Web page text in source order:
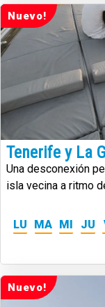
Nuevo!
Tenerife y La
Una desconexión
isla vecina a ritmo
LU MA MI JU
Nuevo!